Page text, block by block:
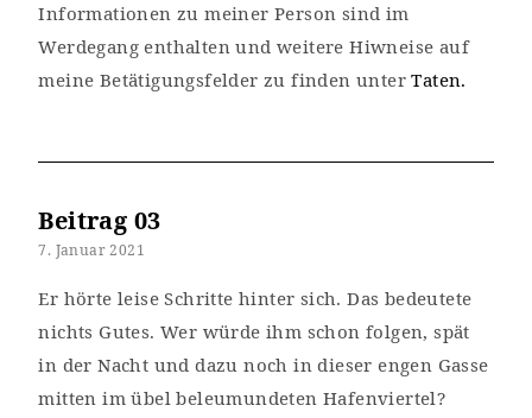
Informationen zu meiner Person sind im
Werdegang enthalten und weitere Hiwneise auf
meine Betätigungsfelder zu finden unterTaten.
Beitrag 03
7. Januar 2021
Er hörte leise Schritte hinter sich. Das bedeutete
nichts Gutes. Wer würde ihm schon folgen, spät
in der Nacht und dazu noch in dieser engen Gasse
mitten im übel beleumundeten Hafenviertel?